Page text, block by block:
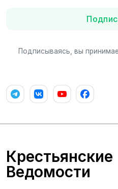
Подписываясь, вы
Крестьянские
Ведомости